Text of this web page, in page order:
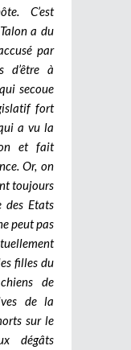
C’est
a du
par
d’être à
secoue
fort
a vu la
et fait
Or, on
toujours
des Etats
peut pas
filles du
de
de la
sur le
dégâts